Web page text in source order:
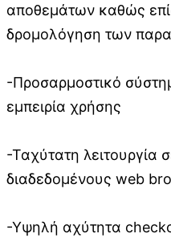
αποθεμάτων καθώς
δρομολόγηση των
-Προσαρμοστικό
εμπειρία χρήσης
-Ταχύτατη λειτουργία
διαδεδομένους web
-Υψηλή αχύτητα